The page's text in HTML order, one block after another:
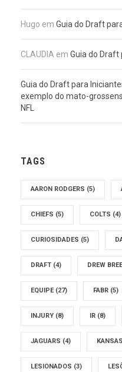
Hugo em Guia do Draft
CLAUDIA em Guia do Draft
Guia do Draft para
exemplo do mato-
NFL
TAGS
AARON RODGERS (5)
CHIEFS (5) COLTS (4)
CURIOSIDADES (5)
DRAFT (4) DREW
EQUIPE (27) FABR (5)
INJURY (8) IR (8)
JAGUARS (4)
LESIONADOS (3)